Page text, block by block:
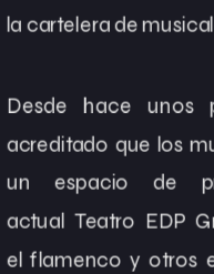
la cartelera de
Desde hace unos
acreditado que los
un espacio de
actual Teatro EDP
elflamenco y otros